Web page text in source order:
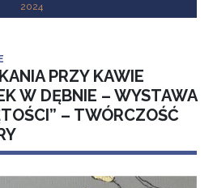
2024
PRZY KAWIE
W DĘBNIE – WYSTAWA
– TWÓRCZOŚĆ